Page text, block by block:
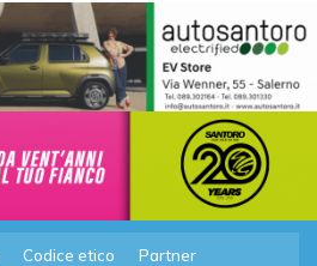
Codice etico
Partner